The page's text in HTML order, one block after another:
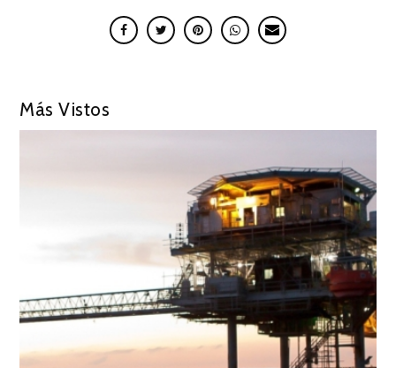
Más Vistos